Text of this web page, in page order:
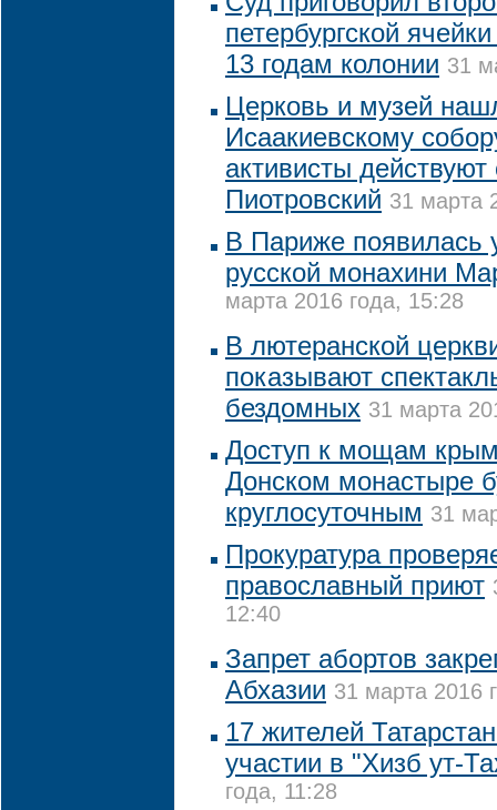
петербургской
13 годам колонии 31
Церковь и музей
Исаакиевскому
активисты действуют
Пиотровский 31 марта
В Париже появилась
русской монахини
марта 2016 года, 15:28
В лютеранской
показывают
бездомных 31 марта
Доступ к мощам
Донском монастыре
круглосуточным 31
Прокуратура
православный приют
12:40
Запрет абортов
Абхазии 31 марта 2016
17 жителей
участии в "Хизб ут-
года, 11:28